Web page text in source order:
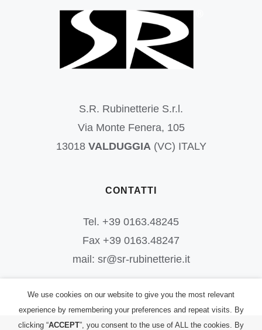
S.R. Rubinetterie S.r.l.
Via Monte Fenera, 105
13018 VALDUGGIA (VC) ITALY
CONTATTI
Tel. +39 0163.48245
Fax +39 0163.48247
mail: sr@sr-rubinetterie.it
We use cookies on our website to give you the most relevant
experience by remembering your preferences and repeat visits. By
clicking “ACCEPT”, you consent to the use of ALL the cookies. By